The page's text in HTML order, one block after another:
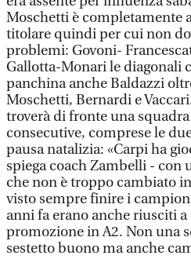
Moschetti è completamente
titolare quindi per cui non
problemi: Govoni-
Gallotta-Monari le diagonali
panchina anche Baldazzi
Moschetti, Bernardi e
troverà di fronte una
consecutive, comprese le
pausa natalizia: «Carpi ha
spiega coach Zambelli - con
che non è troppo cambiato
visto sempre finire i
anni fa erano anche riusciti
promozione in A2. Non una
sestetto buono ma anche